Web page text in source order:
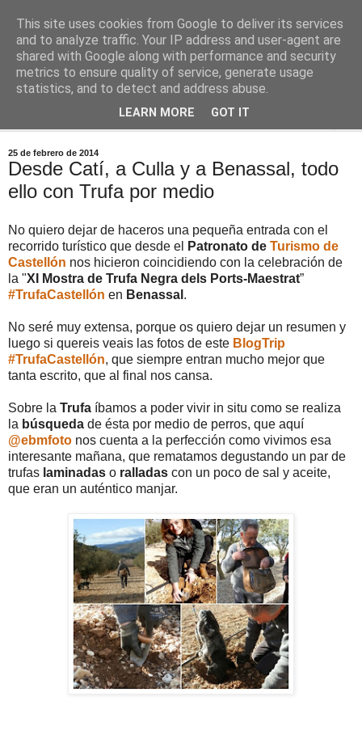
Comoju
La Cocina del Día a Día y el día a día de la Gastronomía
25 de febrero de 2014
Desde Catí, a Culla y a Benassal, todo
ello con Trufa por medio
No quiero dejar de haceros una pequeña entrada con el
recorrido turístico que desde el
Patronato de Turismo de
Castellón nos hicieron coincidiendo con la celebración de
la "XI Mostra de Trufa Negra dels Ports-Maestrat”
#TrufaCastellón en Benassal .
No seré muy extensa, porque os quiero dejar un resumen y
luego si quereis veais las fotos de este BlogTrip
#TrufaCastellón, que siempre entran mucho mejor que
tanta escrito, que al final nos cansa.
Sobre la Trufa íbamos a poder vivir in situ como se realiza
la búsqueda de ésta por medio de perros, que aquí
@ebmfoto nos cuenta a la perfección como vivimos esa
interesante mañana, que rematamos degustando un par de
trufas laminadas o ralladas con un poco de sal y aceite,
que eran un auténtico manjar.
This site uses cookies from Google to deliver its services
and to analyze traffic. Your IP address and user-agent are
shared with Google along with performance and security
metrics to ensure quality of service, generate usage
statistics, and to detect and address abuse.
LEARN MORE GOT IT